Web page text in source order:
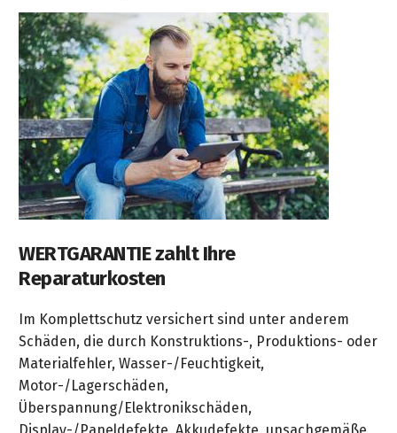
WERTGARANTIE zahlt Ihre
Reparaturkosten
Im Komplettschutz versichert sind unter anderem
Schäden, die durch Konstruktions-, Produktions- oder
Materialfehler, Wasser-/Feuchtigkeit,
Motor-/Lagerschäden,
Überspannung/Elektronikschäden,